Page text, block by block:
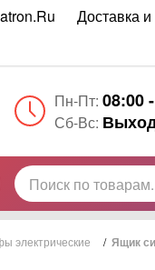
Доставка
Пн-Пт: 08:00
Сб-Вс:
электрические / Ящик